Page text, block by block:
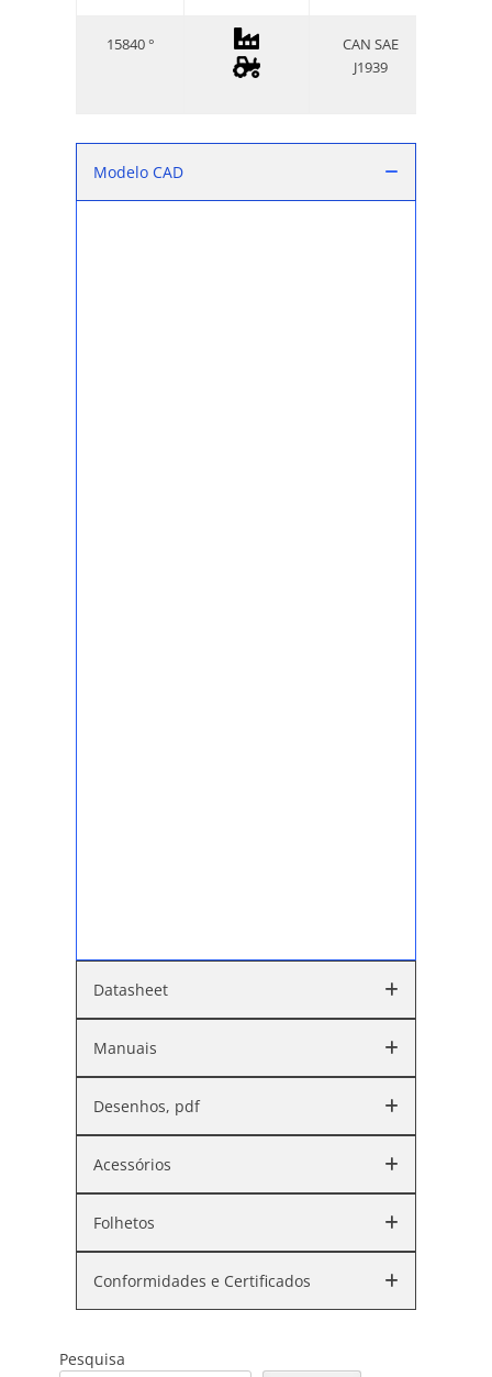
15840 °
CAN SAE
J1939
Modelo CAD
Datasheet
Manuais
Desenhos, pdf
Acessórios
Folhetos
Conformidades e Certificados
Pesquisa